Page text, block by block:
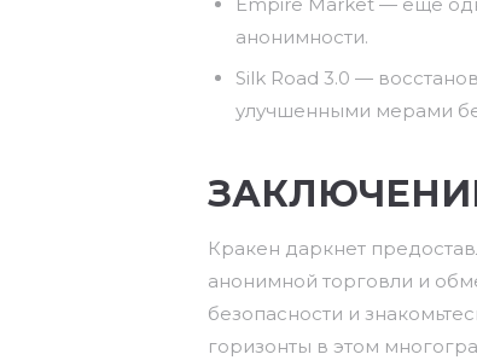
анонимности.
Silk Road 3.0 —
улучшенными мерами
Кракен даркнет
анонимной торговли и
безопасности и
горизонты в этом